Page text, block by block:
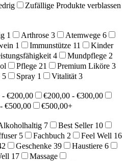
Zufällige Produkte verblassen
1 Arthrose 3 Atemwege 6
1 Immunstütze 11
Kinder
4 Mundpflege 2
Pflege 21 Premium Liköre 3
5 Spray 1 Vitalität 3
- €200,00
€200,00 - €300,00
€500,00
€500,00+
7 Best Seller 10
5 Fachbuch 2 Feel Well 16
Geschenke 39 Haustiere 6
17
Massage